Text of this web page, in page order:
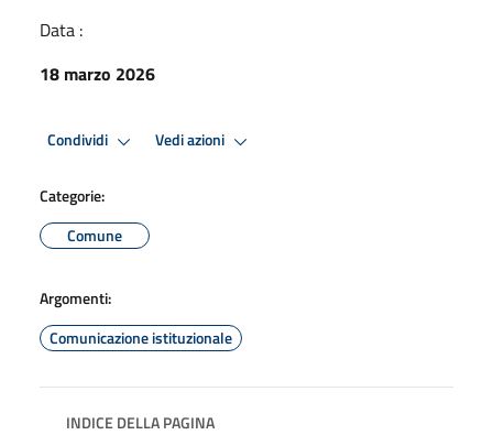
Data :
18 marzo 2026
Condividi Vedi azioni
Categorie:
Comune
Argomenti:
Comunicazione istituzionale
INDICE DELLA PAGINA